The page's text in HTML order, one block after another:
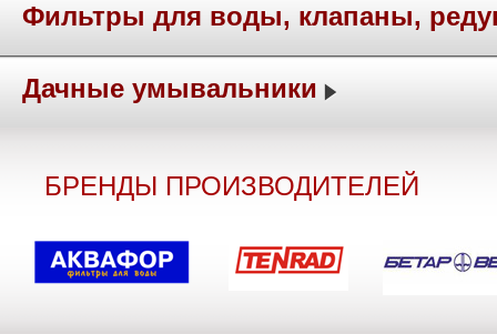
Фильтры для воды, клапаны,
Дачные умывальники
БРЕНДЫ ПРОИЗВОДИТЕЛЕЙ